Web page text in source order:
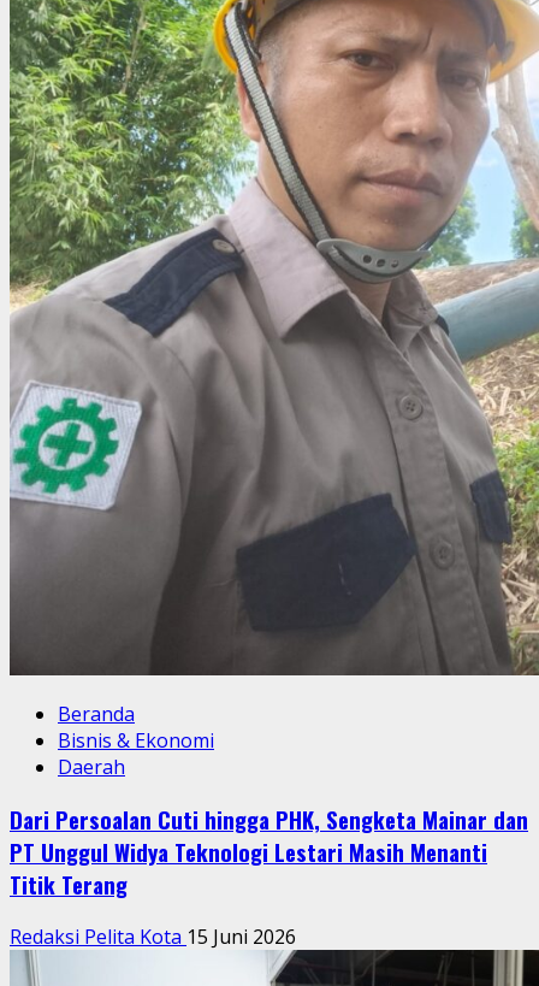
Beranda
Bisnis & Ekonomi
Daerah
Dari Persoalan Cuti hingga PHK, Sengketa Mainar dan
PT Unggul Widya Teknologi Lestari Masih Menanti
Titik Terang
Redaksi Pelita Kota 15 Juni 2026